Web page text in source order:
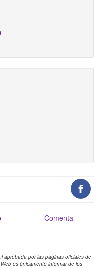
Comenta
aprobada por las páginas oficiales de
es únicamente informar de los